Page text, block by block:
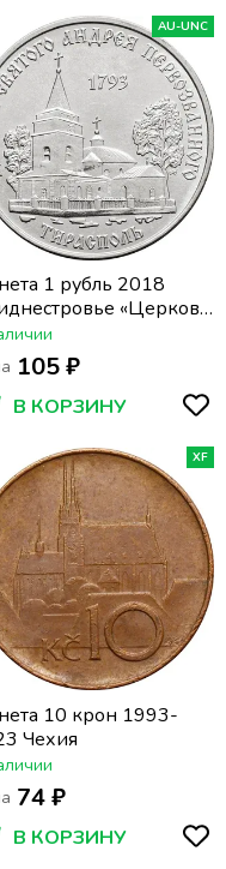
AU-UNC
1 рубль 2018
«Церковь
Первозванного г.
105 ₽
В КОРЗИНУ
XF
10 крон 1993-
Чехия
74 ₽
В КОРЗИНУ